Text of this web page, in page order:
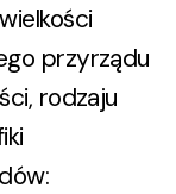
przyrządu
rodzaju